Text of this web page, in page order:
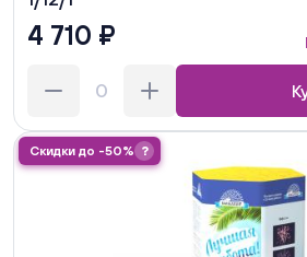
4 710 ₽
Скидки до -50% ?